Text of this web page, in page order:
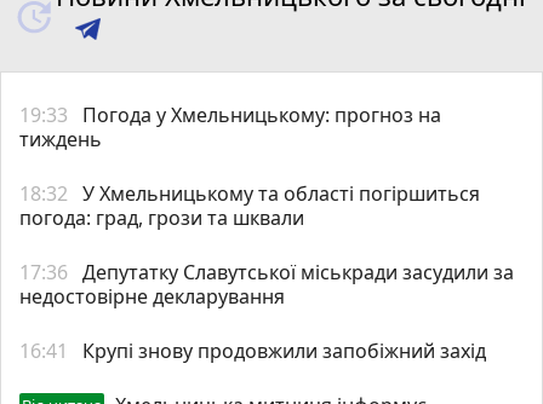
19:33
Погода у Хмельницькому: прогноз на
тиждень
18:32 У Хмельницькому та області погіршиться
погода: град, грози та шквали
17:36 Депутатку Славутської міськради засудили за
недостовірне декларування
16:41 Крупі знову продовжили запобіжний захід